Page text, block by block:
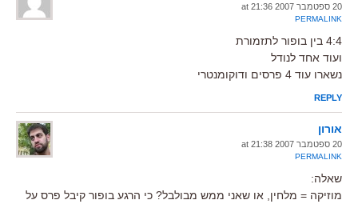
20 ספטמבר 2007 at 21:36
PERMALINK
4:4 בין בופור לתזמורת
ועוד אחד לנודל
נשארו עוד 4 פרסים ודוקומנטרי
REPLY
אורון
20 ספטמבר 2007 at 21:38
PERMALINK
שאלה:
מוזיקה = מלחין, או שאני ממש מבולבל? כי הרגע בופור קיבל פרס על